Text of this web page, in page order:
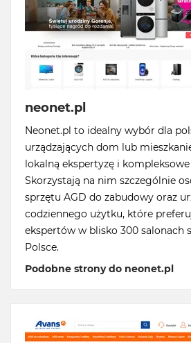
neonet.pl
Neonet.pl to idealny wybór dla
urządzających dom lub
lokalną ekspertyzę i
Skorzystają na nim szczególnie
sprzętu AGD do zabudowy oraz
codziennego użytku, które
ekspertów w blisko 300 salonach
Polsce.
Podobne strony do neonet.pl